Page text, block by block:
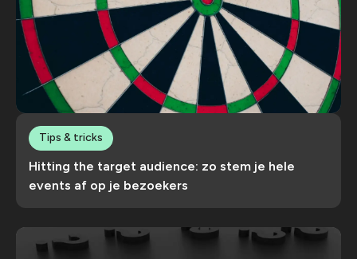
Hitting the target audience: zo stem je hele
events af op je bezoekers
Tips & tricks